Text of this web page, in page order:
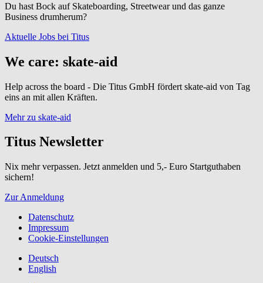
Du hast Bock auf Skateboarding, Streetwear und das ganze
Business drumherum?
Aktuelle Jobs bei Titus
We care: skate-aid
Help across the board - Die Titus GmbH fördert skate-aid von Tag
eins an mit allen Kräften.
Mehr zu skate-aid
Titus Newsletter
Nix mehr verpassen. Jetzt anmelden und 5,- Euro Startguthaben
sichern!
Zur Anmeldung
Datenschutz
Impressum
Cookie-Einstellungen
Deutsch
English